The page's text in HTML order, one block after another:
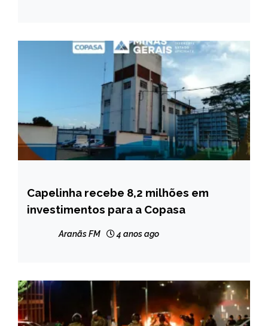
CAPELINHA
NOTÍCIAS
Capelinha recebe 8,2 milhões em
investimentos para a Copasa
Aranãs FM 4 anos ago